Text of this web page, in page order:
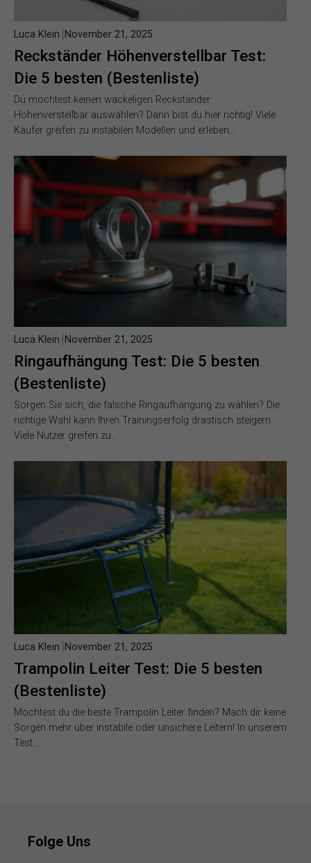
Reckständer Höhenverstellbar Test:
Die 5 besten (Bestenliste)
Luca Klein November 21, 2025
Du möchtest keinen wackeligen Reckständer
Höhenverstellbar auswählen? Dann bist du hier richtig! Viele
Käufer greifen zu instabilen Modellen und erleben…
Ringaufhängung Test: Die 5 besten
(Bestenliste)
Luca Klein November 21, 2025
Sorgen Sie sich, die falsche Ringaufhängung zu wählen? Die
richtige Wahl kann Ihren Trainingserfolg drastisch steigern.
Viele Nutzer greifen zu…
Trampolin Leiter Test: Die 5 besten
(Bestenliste)
Luca Klein November 21, 2025
Möchtest du die beste Trampolin Leiter finden? Mach dir keine
Sorgen mehr über instabile oder unsichere Leitern! In unserem
Test…
Folge Uns